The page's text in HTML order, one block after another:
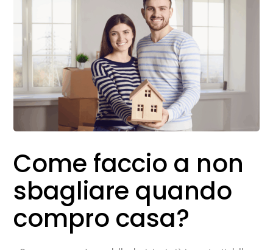
Come faccio a non
sbagliare quando
compro casa?